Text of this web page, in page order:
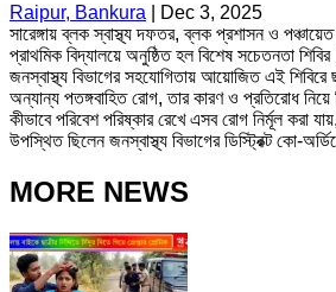
Raipur, Bankura
Dec 3, 2025
সারেঙ্গায় ব্লক স্বাস্থ্য দফতর, ব্লক প্রশাসন ও
প্রাথমিক বিদ্যালয়ে অনুষ্ঠিত হল বিশেষ সচেতনতা
জনস্বাস্থ্য বিভাগের সহযোগিতায় আয়োজিত এই শিবিরে
অন্যান্য পতঙ্গবাহিত রোগ, তার কারণ ও প্রতিরোধ নিয়ে
কীভাবে পরিবেশ পরিষ্কার রেখে এসব রোগ নির্মূল করা
উপস্থিত ছিলেন জনস্বাস্থ্য বিভাগের ডিস্ট্রিক্ট কো-
MORE NEWS